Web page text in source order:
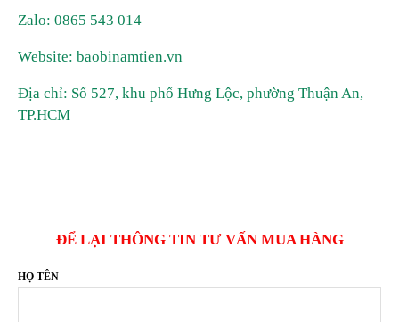
Zalo: 0865 543 014
Website: baobinamtien.vn
Địa chỉ: Số 527, khu phố Hưng Lộc, phường Thuận An,
TP.HCM
ĐỂ LẠI THÔNG TIN TƯ VẤN MUA HÀNG
HỌ TÊN